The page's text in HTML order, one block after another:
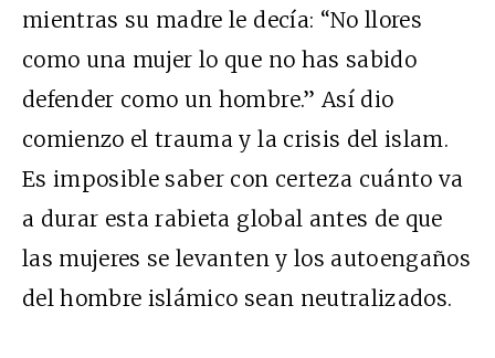
mientras su madre le decía: “No llores
como una mujer lo que no has sabido
defender como un hombre.” Así dio
comienzo el trauma y la crisis del islam.
Es imposible saber con certeza cuánto va
a durar esta rabieta global antes de que
las mujeres se levanten y los autoengaños
del hombre islámico sean neutralizados.